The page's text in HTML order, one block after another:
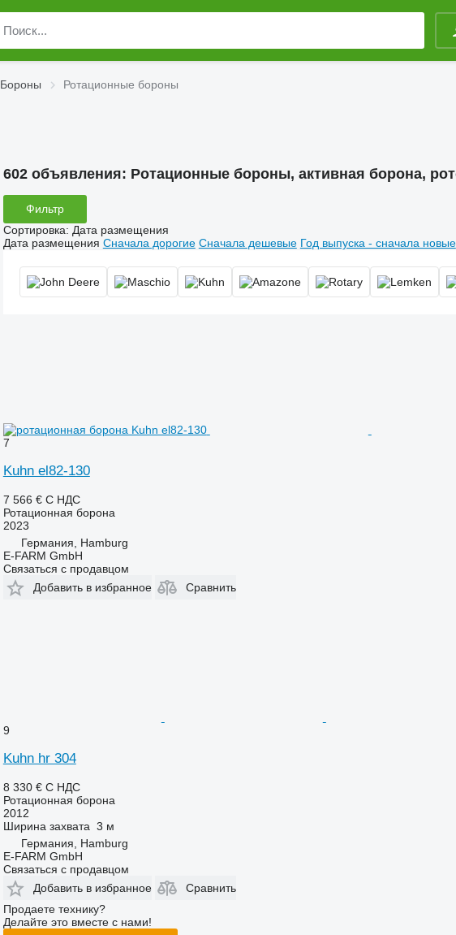
Бороны Ротационные бороны
602 объявления: Ротационные бороны, активная борона,
Фильтр
Сортировка: Дата размещения
Дата размещения Сначала дорогие Сначала дешевые Год выпуска - сначала новые
7
Kuhn el82-130
7 566 € С НДС
Ротационная борона
2023
Германия, Hamburg
E-FARM GmbH
Связаться с продавцом
Добавить в избранное
Сравнить
9
Kuhn hr 304
8 330 € С НДС
Ротационная борона
2012
Ширина захвата 3 м
Германия, Hamburg
E-FARM GmbH
Связаться с продавцом
Добавить в избранное
Сравнить
Продаете технику?
Делайте это вместе с нами!